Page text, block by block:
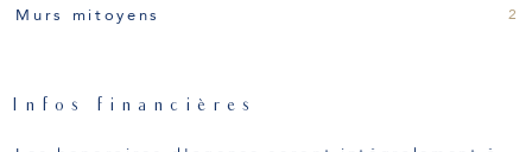
Murs mitoyens 2
Infos financières